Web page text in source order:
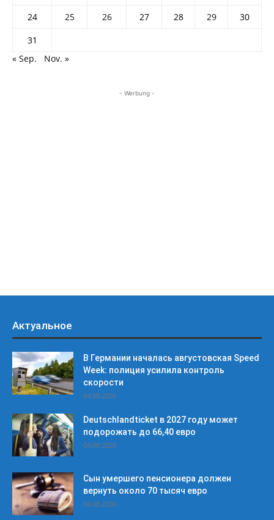
24
25 26 27 28 29
30
31
« Sep.
Nov. »
- Werbung -
Актуальное
В Германии началась августовская Speed
Week: полиция усилила контроль
скорости
04.08.2026
Deutschlandticket в 2027 году может
подорожать до 66,40 евро
04.08.2026
Сын умершего пенсионера должен
вернуть около 70 тысяч евро
04.08.2026